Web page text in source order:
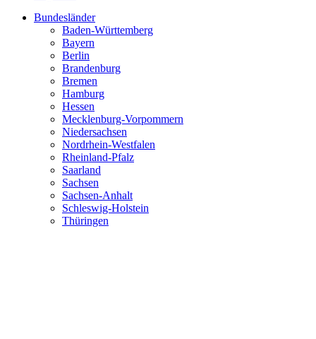
Bundesländer
Baden-Württemberg
Bayern
Berlin
Brandenburg
Bremen
Hamburg
Hessen
Mecklenburg-Vorpommern
Niedersachsen
Nordrhein-Westfalen
Rheinland-Pfalz
Saarland
Sachsen
Sachsen-Anhalt
Schleswig-Holstein
Thüringen